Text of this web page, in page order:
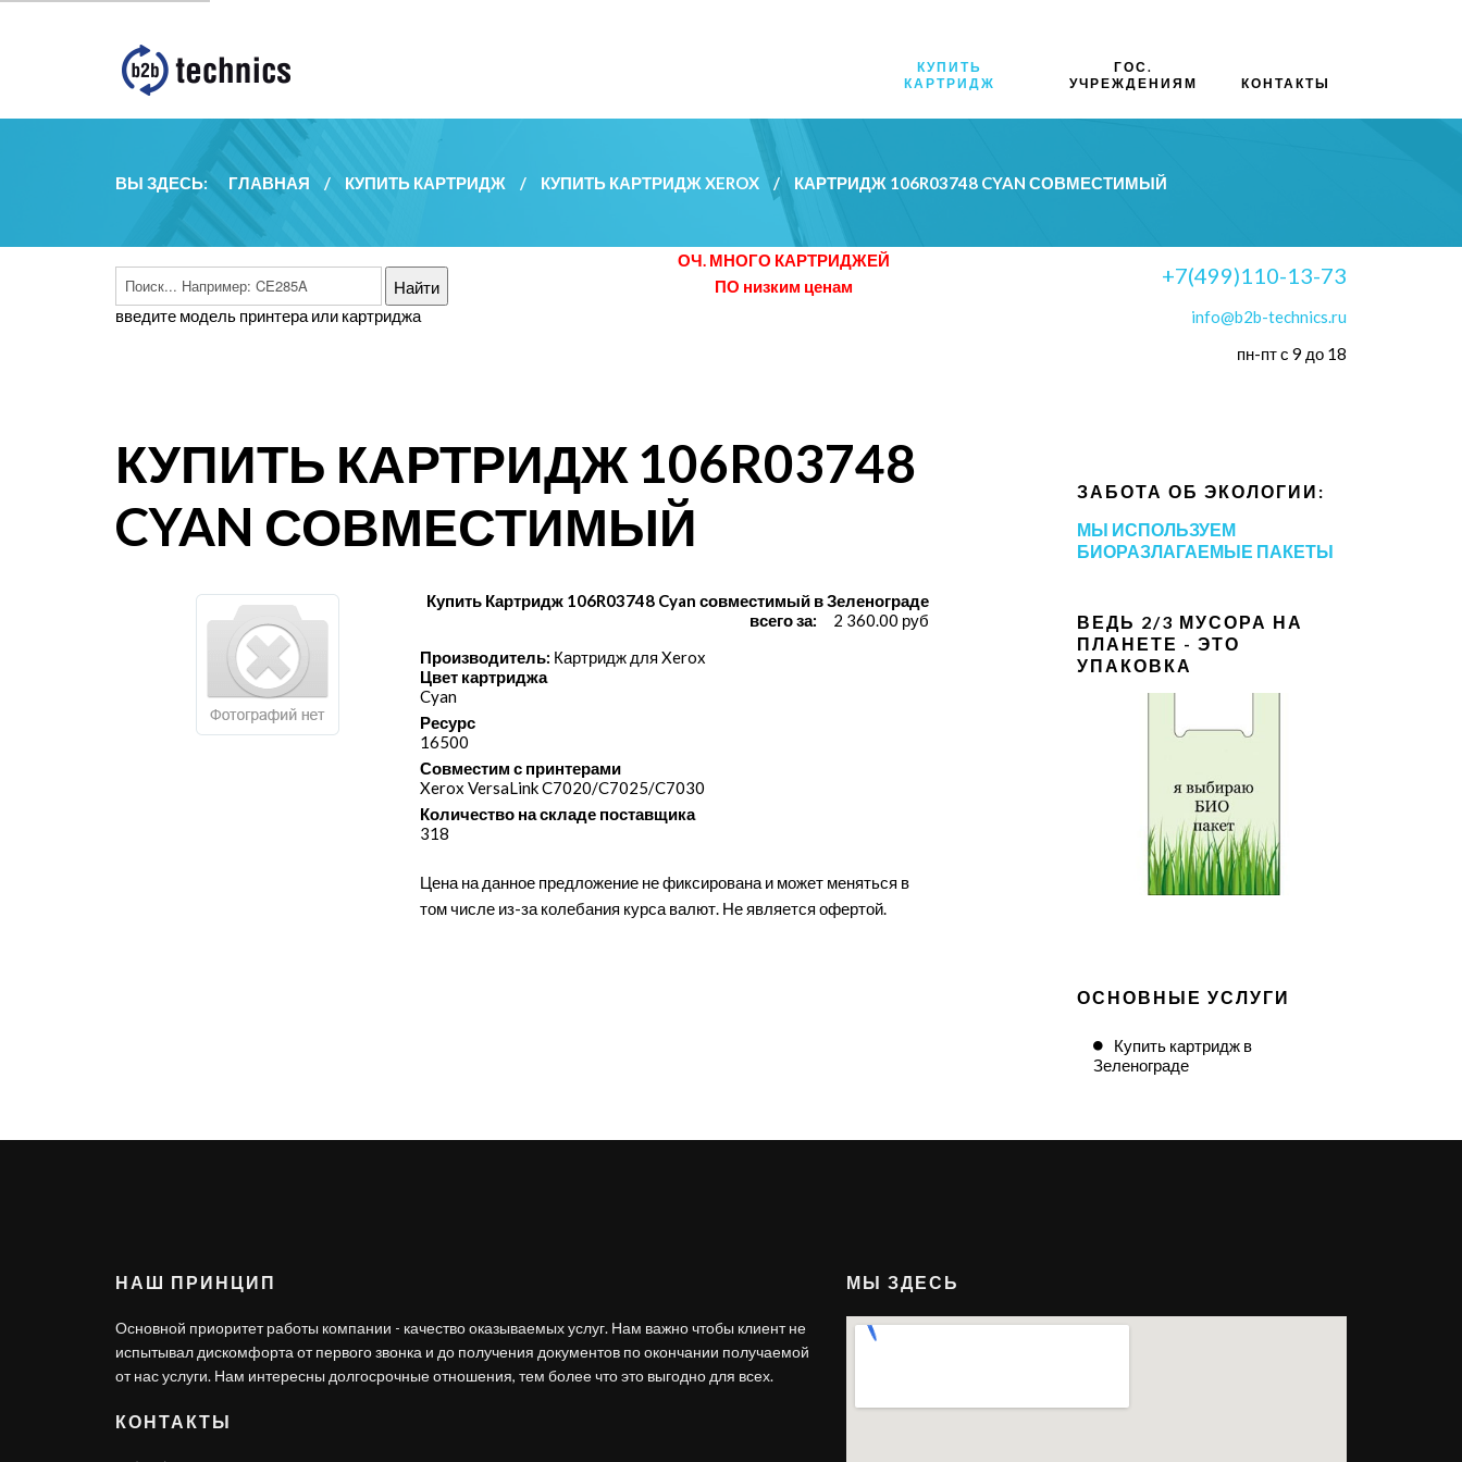
КУПИТЬ
КАРТРИДЖ
ГОС.
УЧРЕЖДЕНИЯМ
КОНТАКТЫ
ВЫ ЗДЕСЬ: ГЛАВНАЯ / КУПИТЬ КАРТРИДЖ / КУПИТЬ КАРТРИДЖ XEROX / КАРТРИДЖ 106R03748 CYAN СОВМЕСТИМЫЙ
введите модель принтера или картриджа
ОЧ. МНОГО КАРТРИДЖЕЙ
ПО низким ценам
+7(499)110-13-73
info@b2b-technics.ru
пн-пт с 9 до 18
КУПИТЬ КАРТРИДЖ 106R03748
CYAN СОВМЕСТИМЫЙ
Купить Картридж 106R03748 Cyan совместимый в Зеленограде
всего за:
2 360.00 руб
Производитель: Картридж для Xerox
Цвет картриджа
Cyan
Ресурс
16500
Совместим с принтерами
Xerox VersaLink C7020/​C7025/​C7030
Количество на складе поставщика
318
Цена на данное предложение не фиксирована и может меняться в
том числе из-за колебания курса валют. Не является офертой.
ЗАБОТА ОБ ЭКОЛОГИИ:
МЫ ИСПОЛЬЗУЕМ
БИОРАЗЛАГАЕМЫЕ ПАКЕТЫ
ВЕДЬ 2/3 МУСОРА НА
ПЛАНЕТЕ - ЭТО
УПАКОВКА
ОСНОВНЫЕ УСЛУГИ
Купить картридж в
Зеленограде
НАШ ПРИНЦИП
Основной приоритет работы компании - качество оказываемых услуг. Нам важно чтобы клиент не
испытывал дискомфорта от первого звонка и до получения документов по окончании получаемой
от нас услуги. Нам интересны долгосрочные отношения, тем более что это выгодно для всех.
КОНТАКТЫ
МЫ ЗДЕСЬ